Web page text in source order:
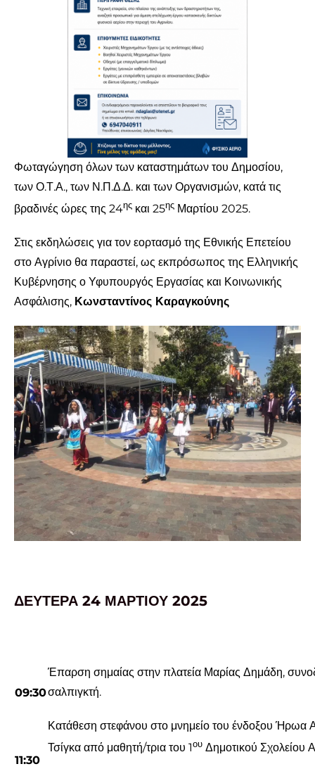
Φωταγώγηση όλων των καταστημάτων του Δημοσίου,
των Ο.Τ.Α., των Ν.Π.Δ.Δ. και των Οργανισμών, κατά τις
βραδινές ώρες της 24ης και 25ης Μαρτίου 2025.
Στις εκδηλώσεις για τον εορτασμό της Εθνικής Επετείου
στο Αγρίνιο θα παραστεί, ως εκπρόσωπος της Ελληνικής
Κυβέρνησης ο Υφυπουργός Εργασίας και Κοινωνικής
Ασφάλισης, Κωνσταντίνος Καραγκούνης
ΔΕΥΤΕΡΑ 24 ΜΑΡΤΙΟΥ 2025
09:30
11:30
Έπαρση σημαίας στην πλατεία Μαρίας Δημάδη,
σαλπιγκτή.
Κατάθεση στεφάνου στο μνημείο του ένδοξου Ήρωα
Τσίγκα από μαθητή/τρια του 1ου Δημοτικού Σχολείου